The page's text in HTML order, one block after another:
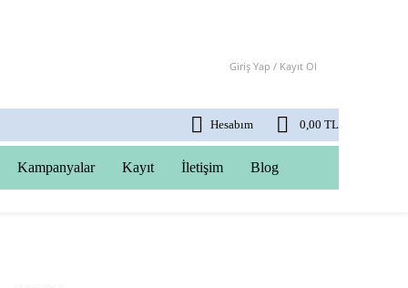
Giriş Yap / Kayıt Ol
Hesabım 0,00 TL
Kampanyalar Kayıt İletişim Blog